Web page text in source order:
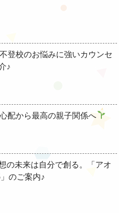
登校のお悩みに強いカウンセ
♪
配から最高の親子関係へ
の未来は自分で創る。「アオ
のご案内♪